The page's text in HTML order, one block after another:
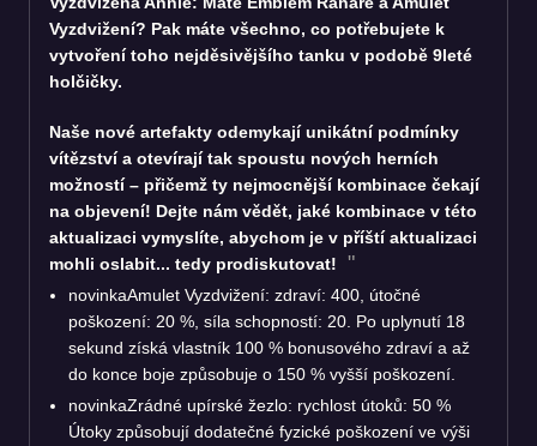
Vyzdvižení? Pak máte všechno, co potřebujete k
vytvoření toho nejděsivějšího tanku v podobě 9leté
holčičky.
Naše nové artefakty odemykají unikátní podmínky
vítězství a otevírají tak spoustu nových herních
možností – přičemž ty nejmocnější kombinace čekají
na objevení! Dejte nám vědět, jaké kombinace v této
aktualizaci vymyslíte, abychom je v příští aktualizaci
mohli oslabit... tedy prodiskutovat!
novinkaAmulet Vyzdvižení: zdraví: 400, útočné
poškození: 20 %, síla schopností: 20. Po uplynutí 18
sekund získá vlastník 100 % bonusového zdraví a až
do konce boje způsobuje o 150 % vyšší poškození.
novinkaZrádné upírské žezlo: rychlost útoků: 50 %
Útoky způsobují dodatečné fyzické poškození ve výši